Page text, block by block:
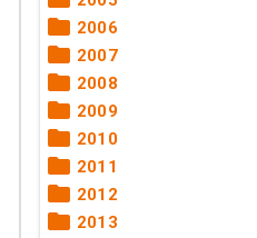
2006
2007
2008
2009
2010
2011
2012
2013